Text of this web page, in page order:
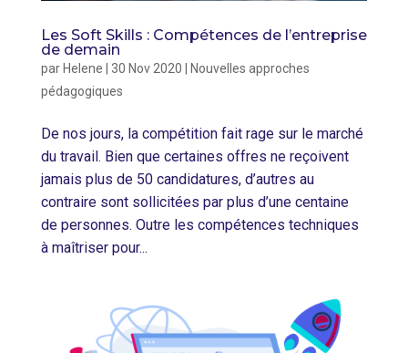
Les Soft Skills : Compétences de l’entreprise
de demain
parHelene | 30 Nov 2020 | Nouvelles approches
pédagogiques
De nos jours, la compétition fait rage sur le marché
du travail. Bien que certaines offres ne reçoivent
jamais plus de 50 candidatures, d’autres au
contraire sont sollicitées par plus d’une centaine
de personnes. Outre les compétences techniques
à maîtriser pour...